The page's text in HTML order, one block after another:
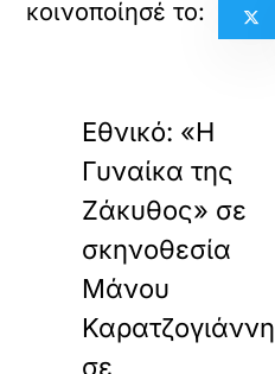
Εθνικό: «Η
Γυναίκα της
Ζάκυθος» σε
σκηνοθεσία
Μάνου
Καρατζογιάννη
σε